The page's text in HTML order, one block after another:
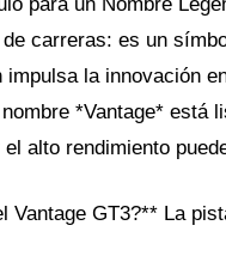
carreras: es un
la innovación
*Vantage* está
alto rendimiento
Vantage GT3?** La